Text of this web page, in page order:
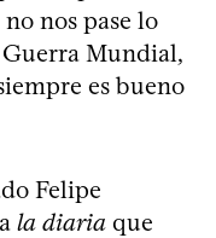
nos pase lo
Guerra Mundial,
es bueno
Felipe
la diaria que